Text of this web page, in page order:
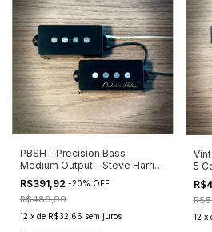
PBSH - Precision Bass
Medium Output - Steve Harris
Inspired
R$391,92 -20% OFF
R$489,90
12 x de R$32,66 sem juros
5
12 x